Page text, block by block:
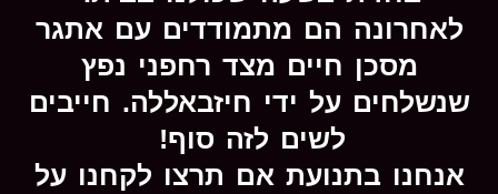
לאחרונה הם מתמודדים עם אתגר
מסכן חיים מצד רחפני נפץ
שנשלחים על ידי חיזבאללה. חייבים
לשים לזה סוף!
אנחנו בתנועת אם תרצו לקחנו על